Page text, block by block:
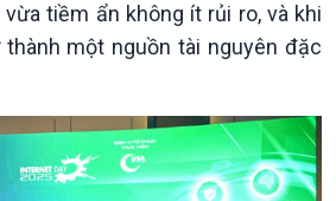
đảo
Mùa vàng
Biển đảo Việt Nam
tiềm ẩn không ít rủi ro, và khi
một nguồn tài nguyên đặc